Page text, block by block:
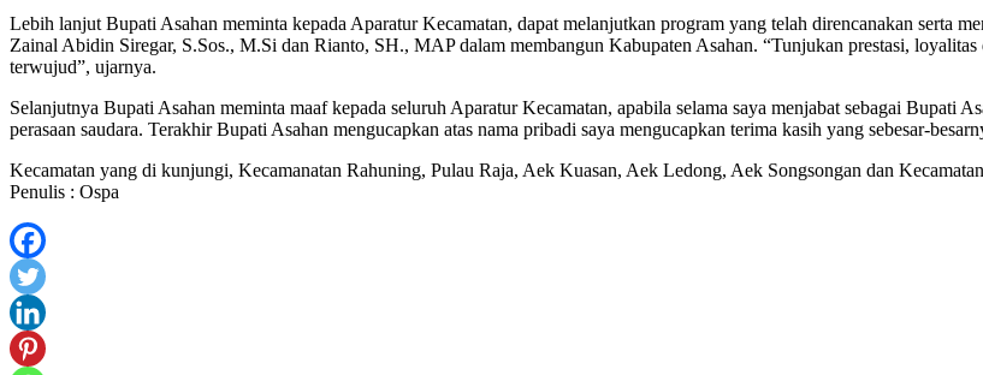
Lebih lanjut Bupati Asahan meminta kepada Aparatur Kecamatan, dapat melanjutkan program yang telah direncanakan serta
Zainal Abidin Siregar, S.Sos., M.Si dan Rianto, SH., MAP dalam membangun Kabupaten Asahan. “Tunjukan prestasi,
terwujud”, ujarnya.
Selanjutnya Bupati Asahan meminta maaf kepada seluruh Aparatur Kecamatan, apabila selama saya menjabat sebagai Bupati
perasaan saudara. Terakhir Bupati Asahan mengucapkan atas nama pribadi saya mengucapkan terima kasih yang sebesar-
Kecamatan yang di kunjungi, Kecamanatan Rahuning, Pulau Raja, Aek Kuasan, Aek Ledong, Aek Songsongan dan
Penulis : Ospa